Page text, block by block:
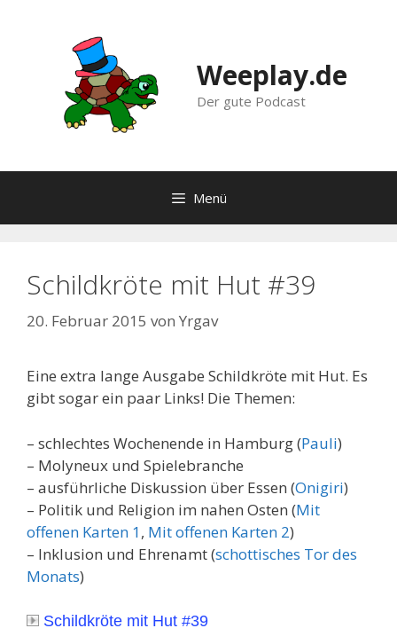
Weeplay.de
Der gute Podcast
Menü
Schildkröte mit Hut #39
20. Februar 2015 von Yrgav
Eine extra lange Ausgabe Schildkröte mit Hut. Es
gibt sogar ein paar Links! Die Themen:
– schlechtes Wochenende in Hamburg (Pauli)
– Molyneux und Spielebranche
– ausführliche Diskussion über Essen (Onigiri)
– Politik und Religion im nahen Osten (Mit
offenen Karten 1, Mit offenen Karten 2)
– Inklusion und Ehrenamt (schottisches Tor des
Monats)
Schildkröte mit Hut #39